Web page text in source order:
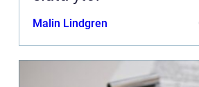
Malin Lindgren